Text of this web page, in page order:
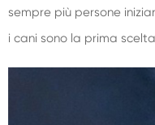
sempre più persone
i cani sono la prima